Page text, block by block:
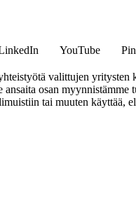
YouTube
valittujen yritysten
osan
tai muuten käyttää,